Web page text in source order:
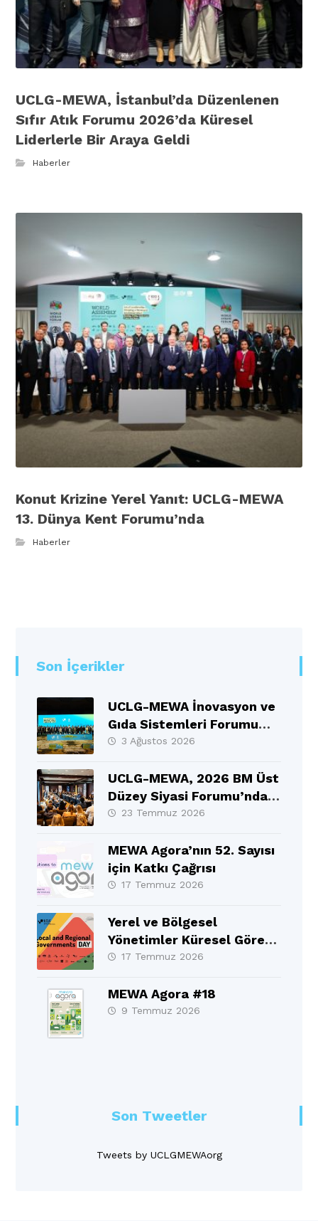
UCLG-MEWA, İstanbul’da Düzenlenen
Sıfır Atık Forumu 2026’da Küresel
Liderlerle Bir Araya Geldi
Haberler
Konut Krizine Yerel Yanıt: UCLG-MEWA
13. Dünya Kent Forumu’nda
Haberler
Son İçerikler
UCLG-MEWA İnovasyon ve
Gıda Sistemleri Forumu
Selçuklu’da Gerçekleşti
3 Ağustos 2026
UCLG-MEWA, 2026 BM Üst
Düzey Siyasi Forumu’nda
MEWA Bölgesinin Sesi
23 Temmuz 2026
MEWA Agora’nın 52. Sayısı
için Katkı Çağrısı
17 Temmuz 2026
Yerel ve Bölgesel
Yönetimler Küresel Görev
Gücü 10. Yıllık Raporu BM
Forumu’nda (HLPF)
resmen tanıtıldı!
17 Temmuz 2026
MEWA Agora #18
9 Temmuz 2026
Son Tweetler
Tweets by UCLGMEWAorg